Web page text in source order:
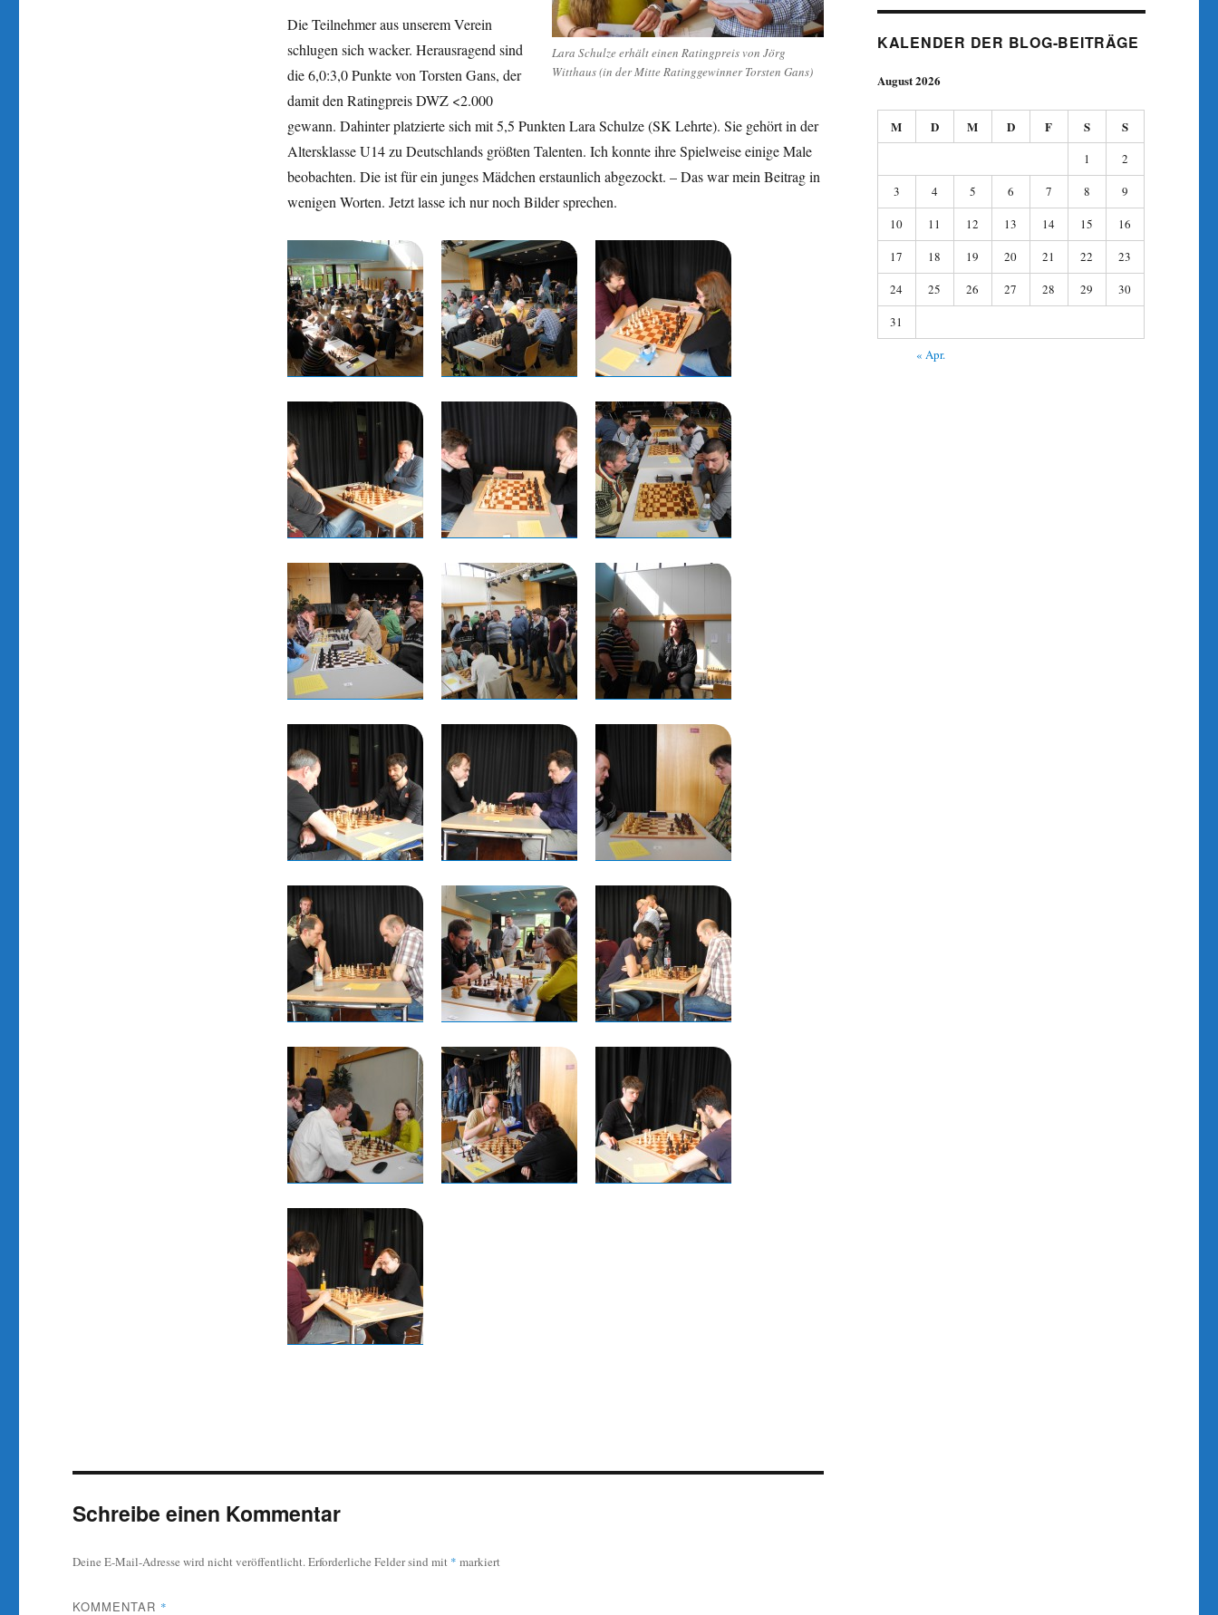
Lara Schulze erhält einen Ratingpreis von Jörg
Witthaus (in der Mitte Ratinggewinner Torsten Gans)
Die Teilnehmer aus unserem Verein
schlugen sich wacker. Herausragend sind
die 6,0:3,0 Punkte von Torsten Gans, der
damit den Ratingpreis DWZ <2.000
gewann. Dahinter platzierte sich mit 5,5 Punkten Lara Schulze (SK Lehrte). Sie gehört in der
Altersklasse U14 zu Deutschlands größten Talenten. Ich konnte ihre Spielweise einige Male
beobachten. Die ist für ein junges Mädchen erstaunlich abgezockt. – Das war mein Beitrag in
wenigen Worten. Jetzt lasse ich nur noch Bilder sprechen.
Schreibe einen Kommentar
Deine E-Mail-Adresse wird nicht veröffentlicht. Erforderliche Felder sind mit * markiert
KOMMENTAR *
KALENDER DER BLOG-BEITRÄGE
August 2026
M D M D F S S
1
2
3
4 5 6 7 8
9
10
11 12 13 14 15
16
17
18 19 20 21 22
23
24
25 26 27 28 29
30
31
« Apr.